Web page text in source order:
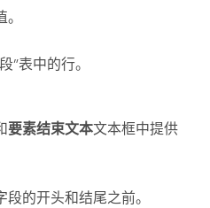
。
”表中的行。
要素结束文本文本框中提供
的开头和结尾之前。